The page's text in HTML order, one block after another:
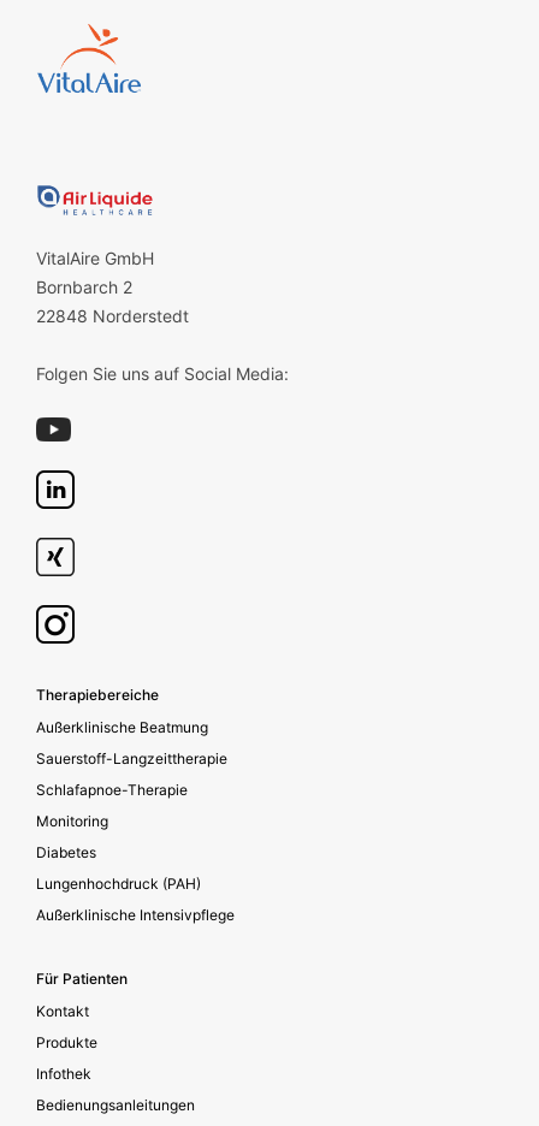
VitalAire GmbH
Bornbarch 2
22848 Norderstedt
Folgen Sie uns auf Social Media:
Footer secondary
Therapiebereiche
Außerklinische Beatmung
Sauerstoff-Langzeittherapie
Schlafapnoe-Therapie
Monitoring
Diabetes
Lungenhochdruck (PAH)
Außerklinische Intensivpflege
Für Patienten
Kontakt
Produkte
Infothek
Bedienungsanleitungen